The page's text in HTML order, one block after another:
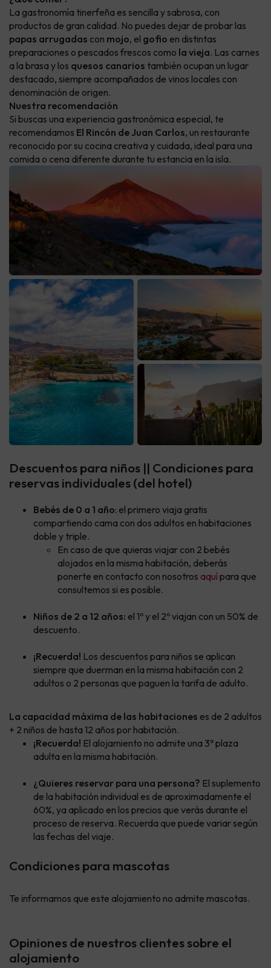
La gastronomía tinerfeña es sencilla y sabrosa, con
productos de gran calidad. No puedes dejar de probar las
papas arrugadas con mojo, el gofio en distintas
preparaciones o pescados frescos como la vieja. Las carnes
a la brasa y los quesos canarios también ocupan un lugar
destacado, siempre acompañados de vinos locales con
denominación de origen.
Nuestra recomendación
Si buscas una experiencia gastronómica especial, te
recomendamos El Rincón de Juan Carlos, un restaurante
reconocido por su cocina creativa y cuidada, ideal para una
comida o cena diferente durante tu estancia en la isla.
Descuentos para niños || Condiciones para
reservas individuales (del hotel)
Bebés de 0 a 1 año: el primero viaja gratis
compartiendo cama con dos adultos en habitaciones
doble y triple.
En caso de que quieras viajar con 2 bebés
alojados en la misma habitación, deberás
ponerte en contacto con nosotros aquípara que
consultemos si es posible.
Niños de 2 a 12 años: el 1º y el 2º viajan con un 50% de
descuento.
¡Recuerda! Los descuentos para niños se aplican
siempre que duerman en la misma habitación con 2
adultos o 2 personas que paguen la tarifa de adulto.
La capacidad máxima de las habitaciones es de 2 adultos
+ 2 niños de hasta 12 años por habitación.
¡Recuerda! El alojamiento no admite una 3ª plaza
adulta en la misma habitación.
¿Quieres reservar para una persona? El suplemento
de la habitación individual es de aproximadamente el
60%, ya aplicado en los precios que verás durante el
proceso de reserva. Recuerda que puede variar según
las fechas del viaje.
Condiciones para mascotas
Te informamos que este alojamiento no admite mascotas.
Opiniones de nuestros clientes sobre el
alojamiento